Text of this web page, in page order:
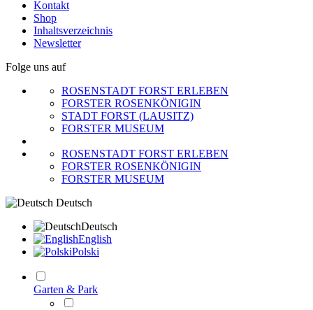
Kontakt
Shop
Inhaltsverzeichnis
Newsletter
Folge uns auf
ROSENSTADT FORST ERLEBEN
FORSTER ROSENKÖNIGIN
STADT FORST (LAUSITZ)
FORSTER MUSEUM
ROSENSTADT FORST ERLEBEN
FORSTER ROSENKÖNIGIN
FORSTER MUSEUM
Deutsch
Deutsch
English
Polski
Garten & Park